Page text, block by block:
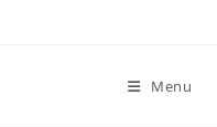
Menu